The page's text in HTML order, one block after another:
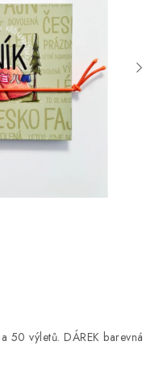
Oblíbené ♥️
50 výletů. DÁREK barevná